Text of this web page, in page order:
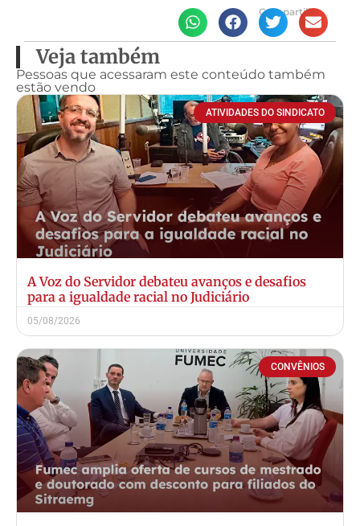
Compartilhe
Veja também
Pessoas que acessaram este conteúdo também
estão vendo
ATIVIDADES DO SINDICATO
A Voz do Servidor debateu avanços e desafios
para a igualdade racial no Judiciário
05/08/2026
CONVÊNIOS